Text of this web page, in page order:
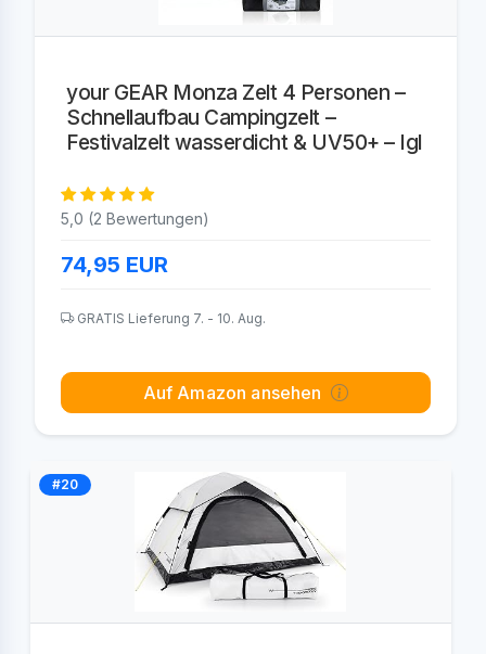
your GEAR Monza Zelt 4 Personen –
Schnellaufbau Campingzelt –
Festivalzelt wasserdicht & UV50+ – Igl
5,0 (2 Bewertungen)
74,95 EUR
GRATIS Lieferung 7. - 10. Aug.
Auf Amazon ansehen
#20